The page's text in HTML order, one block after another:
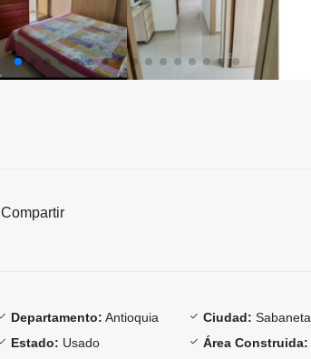
Compartir
Departamento: Antioquia Ciudad: Sabaneta
Estado: Usado Área Construida: